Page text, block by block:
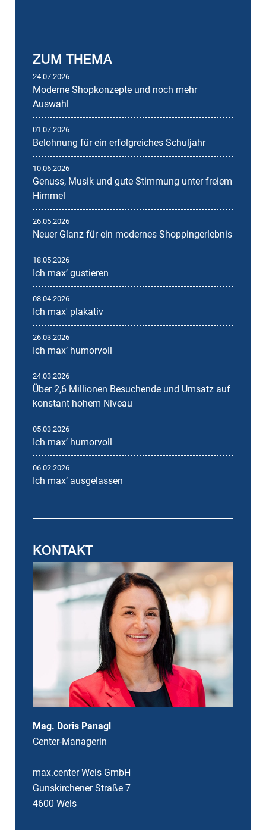
ZUM THEMA
24.07.2026
Moderne Shopkonzepte und noch mehr
Auswahl
01.07.2026
Belohnung für ein erfolgreiches Schuljahr
10.06.2026
Genuss, Musik und gute Stimmung unter freiem
Himmel
26.05.2026
Neuer Glanz für ein modernes Shoppingerlebnis
18.05.2026
Ich maxʼ gustieren
08.04.2026
Ich max' plakativ
26.03.2026
Ich maxʼ humorvoll
24.03.2026
Über 2,6 Millionen Besuchende und Umsatz auf
konstant hohem Niveau
05.03.2026
Ich maxʼ humorvoll
06.02.2026
Ich maxʼ ausgelassen
KONTAKT
Mag. Doris Panagl
Center-Managerin
max.center Wels GmbH
Gunskirchener Straße 7
4600 Wels